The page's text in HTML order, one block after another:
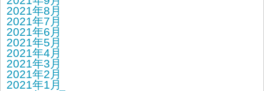
2021年8月
2021年7月
2021年6月
2021年5月
2021年4月
2021年3月
2021年2月
2021年1月